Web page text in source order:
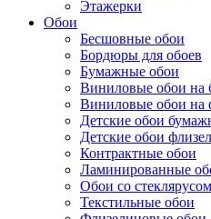
Этажерки
Обои
Бесшовные обои
Бордюры для обоев
Бумажные обои
Виниловые обои на
Виниловые обои на
Детские обои
Детские обои
Контрактные обои
Ламинированные
Обои со стеклярусом
Текстильные обои